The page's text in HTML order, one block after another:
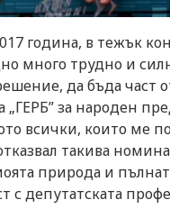
година, в тежък
много трудно и
да бъда част
за народен
всички, които ме
такива
природа и
с депутатската